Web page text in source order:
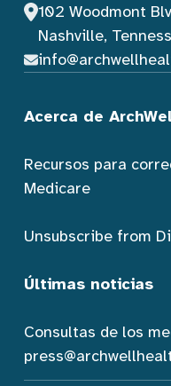
102 Woodmont
Nashville,
Acerca de
Recursos para
Medicare
Unsubscribe from
Últimas noticias
Consultas de los